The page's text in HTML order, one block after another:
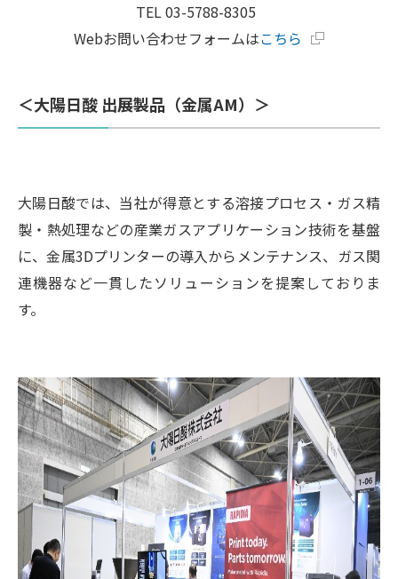
TEL 03-5788-8305
Webお問い合わせフォームはこちら
＜大陽日酸 出展製品（金属AM）＞
大陽日酸では、当社が得意とする溶接プロセス・ガス精
製・熱処理などの産業ガスアプリケーション技術を基盤
に、金属3Dプリンターの導入からメンテナンス、ガス関
連機器など一貫したソリューションを提案しておりま
す。